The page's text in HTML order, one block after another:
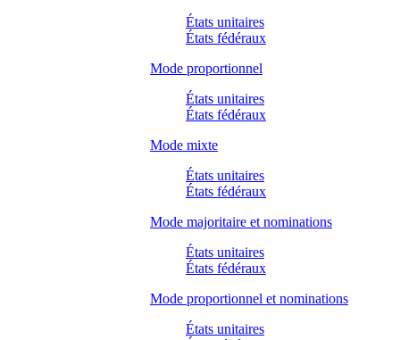
États unitaires
États fédéraux
Mode proportionnel
États unitaires
États fédéraux
Mode mixte
États unitaires
États fédéraux
Mode majoritaire et nominations
États unitaires
États fédéraux
Mode proportionnel et nominations
États unitaires